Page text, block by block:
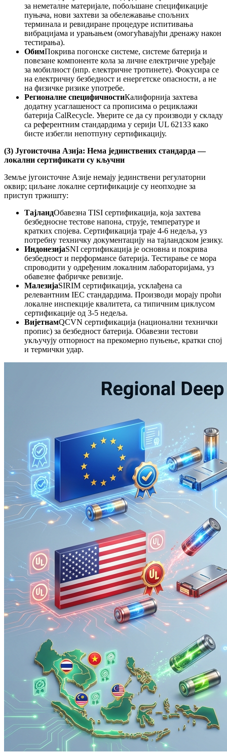
за неметалне материјале, побољшане спецификације
пуњача, нови захтеви за обележавање спољних
терминала и ревидиране процедуре испитивања
вибрацијама и урањањем (омогућавајући дренажу након
тестирања).
ОбимПокрива погонске системе, системе батерија и
повезане компоненте кола за личне електричне уређаје
за мобилност (нпр. електричне тротинете). Фокусира се
на електричну безбедност и енергетске опасности, а не
на физичке ризике употребе.
Регионалне специфичностиКалифорнија захтева
додатну усаглашеност са прописима о рециклажи
батерија CalRecycle. Уверите се да су производи у складу
са референтним стандардима у серији UL 62133 како
бисте избегли непотпуну сертификацију.
(3) Југоисточна Азија: Нема јединствених стандарда —
локални сертификати су кључни
Земље југоисточне Азије немају јединствени регулаторни
оквир; циљане локалне сертификације су неопходне за
приступ тржишту:
ТајландОбавезна TISI сертификација, која захтева
безбедносне тестове напона, струје, температуре и
кратких спојева. Сертификација траје 4-6 недеља, уз
потребну техничку документацију на тајландском језику.
ИндонезијаSNI сертификација је основна и покрива
безбедност и перформансе батерија. Тестирање се мора
спроводити у одређеним локалним лабораторијама, уз
обавезне фабричке ревизије.
МалезијаSIRIM сертификација, усклађена са
релевантним IEC стандардима. Производи морају проћи
локалне инспекције квалитета, са типичним циклусом
сертификације од 3-5 недеља.
ВијетнамQCVN сертификација (национални технички
пропис) за безбедност батерија. Обавезни тестови
укључују отпорност на прекомерно пуњење, кратки спој
и термички удар.